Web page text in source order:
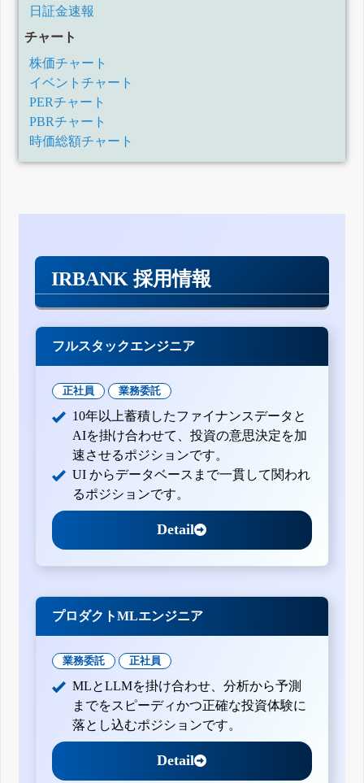
日証金速報
チャート
株価チャート
イベントチャート
PERチャート
PBRチャート
時価総額チャート
IRBANK 採用情報
フルスタックエンジニア
正社員 業務委託
10年以上蓄積したファイナンスデータと
AIを掛け合わせて、投資の意思決定を加
速させるポジションです。
UI からデータベースまで一貫して関われ
るポジションです。
Detail
プロダクトMLエンジニア
業務委託 正社員
MLとLLMを掛け合わせ、分析から予測
までをスピーディかつ正確な投資体験に
落とし込むポジションです。
Detail